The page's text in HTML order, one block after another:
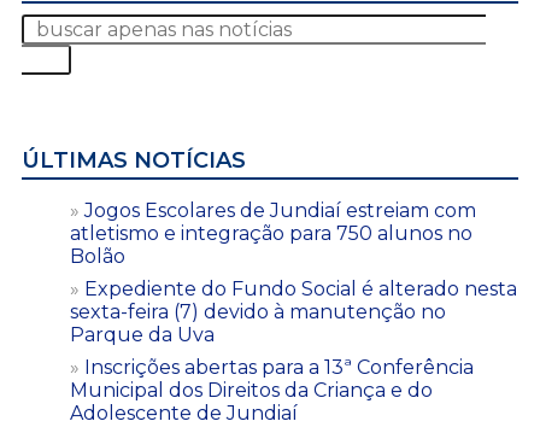
ÚLTIMAS NOTÍCIAS
Jogos Escolares de Jundiaí estreiam com
atletismo e integração para 750 alunos no
Bolão
Expediente do Fundo Social é alterado nesta
sexta-feira (7) devido à manutenção no
Parque da Uva
Inscrições abertas para a 13ª Conferência
Municipal dos Direitos da Criança e do
Adolescente de Jundiaí